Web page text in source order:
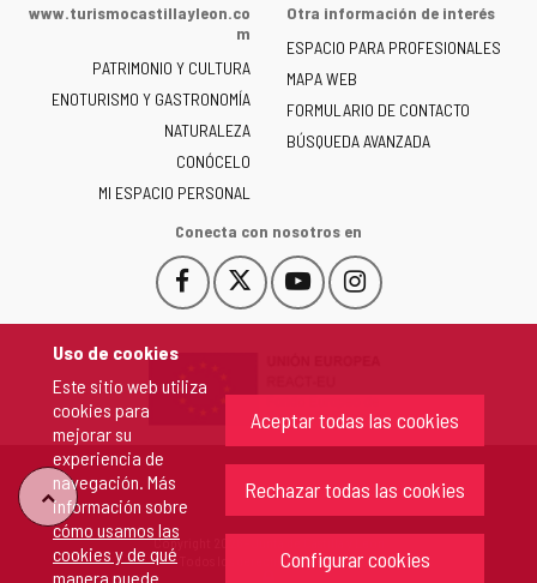
Uso de cookies
Este sitio web utiliza
cookies para
mejorar su
experiencia de
navegación. Más
información sobre
cómo usamos las
cookies y de qué
manera puede
Aceptar todas las cookies
Rechazar todas las cookies
Configurar cookies
la
de
Castilla
y
León
-
www.turismocastillayleon.co
m
PATRIMONIO Y CULTURA
ENOTURISMO Y GASTRONOMÍA
NATURALEZA
CONÓCELO
MI ESPACIO PERSONAL
Otra información de interés
ESPACIO PARA PROFESIONALES
MAPA WEB
FORMULARIO DE CONTACTO
BÚSQUEDA AVANZADA
Conecta con nosotros en
Facebook
Este
enlace
en
nueva.
Este
enlace
una
ventana
nueva.
YouTube
Este
enlace
una
ventana
nueva.
Instagram
Este
enlace
una
ventana
nueva.
"Volver
arriba"
Copyright 2026 - Junta de Castilla y León
Todos los derechos reservados.